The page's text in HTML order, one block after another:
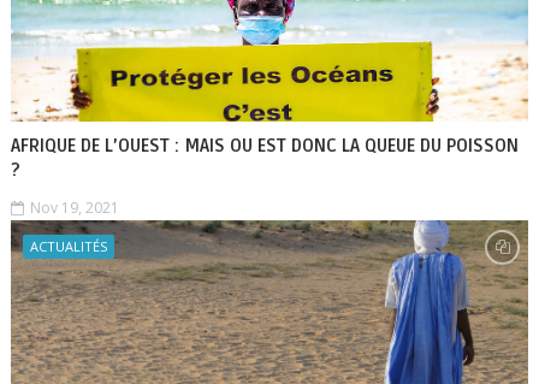
AFRIQUE DE L’OUEST : MAIS OU EST DONC LA QUEUE DU POISSON
?
Nov 19, 2021
ACTUALITÉS